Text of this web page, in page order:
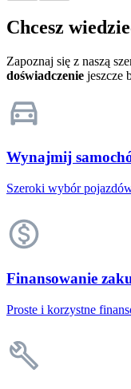
Chcesz
Zapoznaj się z naszą
doświadczenie jeszcze
Wynajmij
Szeroki wybór
Finansowanie
Proste i korzystne